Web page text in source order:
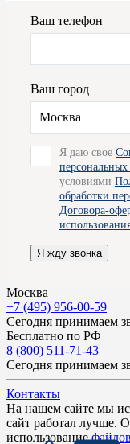
Ваш телефон
Ваш город
Москва
Я даю свое
условиями
обработки
Договора-
Я жду звонка
Москва
+7 (495) 956-00-59
Сегодня принимаем
Бесплатно по РФ
8 (800) 511-71-43
Сегодня принимаем
Контакты
На нашем сайте мы
сайт работал лучше.
использование